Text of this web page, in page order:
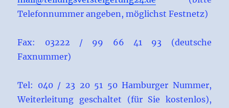
Telefonnummer angeben, möglichst Festnetz)
Fax: 03222 / 99 66 41 93 (deutsche
Faxnummer)
Tel: 040 / 23 20 51 50 Hamburger Nummer,
Weiterleitung geschaltet (für Sie kostenlos),